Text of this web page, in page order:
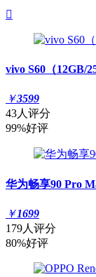

vivo S60（12GB/
￥3599
43人评分
99%好评
华为畅享90 Pro
￥1699
179人评分
80%好评